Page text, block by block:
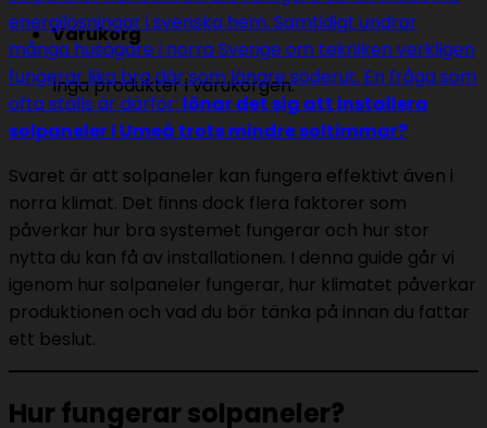
Varukorg
Inga produkter i varukorgen.
energilösningar i svenska hem. Samtidigt undrar
många husägare i norra Sverige om tekniken verkligen
fungerar lika bra där som längre söderut. En fråga som
ofta ställs är därför: lönar det sig att installera
solpaneler i Umeå trots mindre soltimmar?
Svaret är att solpaneler kan fungera effektivt även i
norra klimat. Det finns dock flera faktorer som
påverkar hur bra systemet fungerar och hur stor
nytta du kan få av installationen. I denna guide går vi
igenom hur solpaneler fungerar, hur klimatet påverkar
produktionen och vad du bör tänka på innan du fattar
ett beslut.
Hur fungerar solpaneler?